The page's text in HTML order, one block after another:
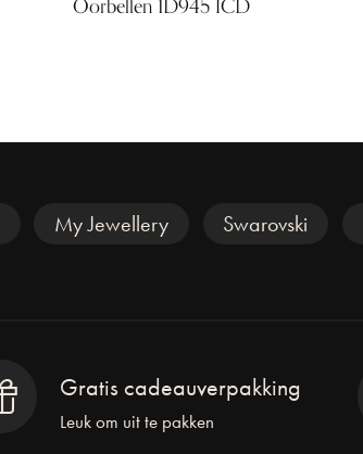
My Jewellery Swarovski
Gratis cadeauverpakking
Leuk om uit te pakken